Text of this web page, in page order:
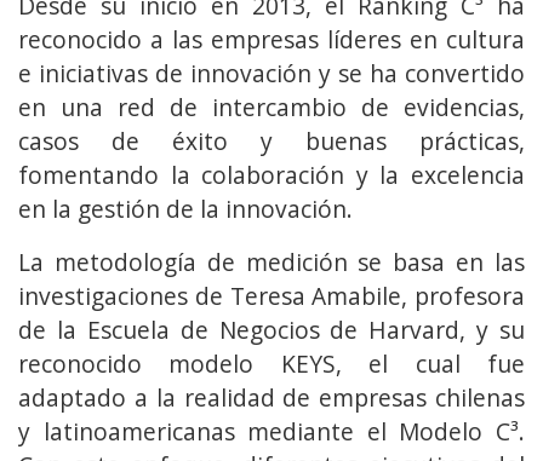
reconocido a las empresas líderes en cultura
e iniciativas de innovación y se ha convertido
en una red de intercambio de evidencias,
casos de éxito y buenas prácticas,
fomentando la colaboración y la excelencia
en la gestión de la innovación.
La metodología de medición se basa en las
investigaciones de Teresa Amabile, profesora
de la Escuela de Negocios de Harvard, y su
reconocido modelo KEYS, el cual fue
adaptado a la realidad de empresas chilenas
y latinoamericanas mediante el Modelo C³.